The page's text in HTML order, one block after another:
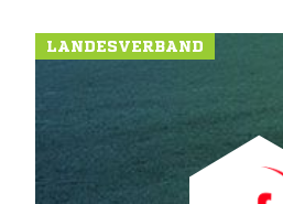
LANDESVERBAND